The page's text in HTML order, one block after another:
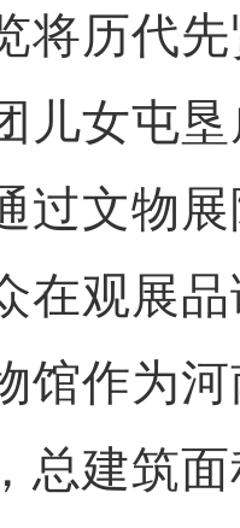
历代先
儿女屯
过文物
在观展
作为河
总建筑